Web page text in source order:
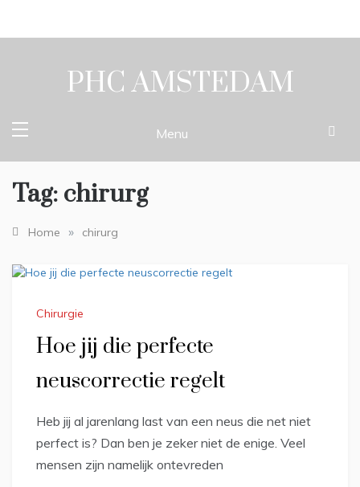
content
PHC AMSTEDAM
Menu
Tag: chirurg
Home » chirurg
Chirurgie
Hoe jij die perfecte
neuscorrectie regelt
Heb jij al jarenlang last van een neus die net niet
perfect is? Dan ben je zeker niet de enige. Veel
mensen zijn namelijk ontevreden